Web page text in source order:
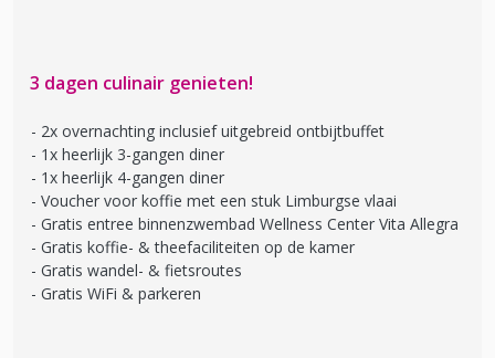
3 dagen culinair genieten!
2x overnachting inclusief uitgebreid ontbijtbuffet
1x heerlijk 3-gangen diner
1x heerlijk 4-gangen diner
Voucher voor koffie met een stuk Limburgse vlaai
Gratis entree binnenzwembad Wellness Center Vita Allegra
Gratis koffie- & theefaciliteiten op de kamer
Gratis wandel- & fietsroutes
Gratis WiFi & parkeren